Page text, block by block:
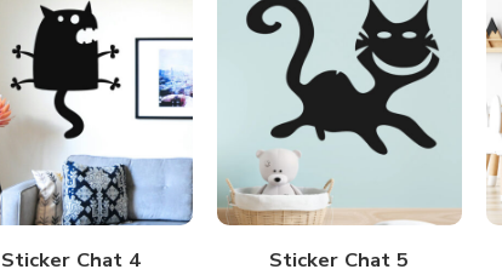
Sticker Chat 4 Sticker Chat 5